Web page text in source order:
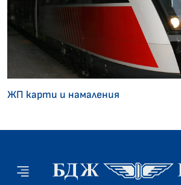
ЖП карти и намаления